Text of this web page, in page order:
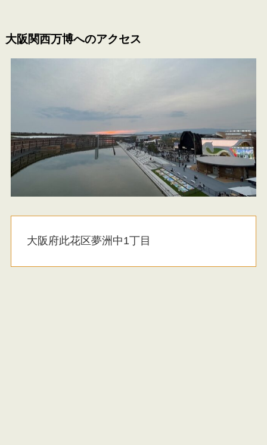
大阪関西万博へのアクセス
大阪府此花区夢洲中1丁目